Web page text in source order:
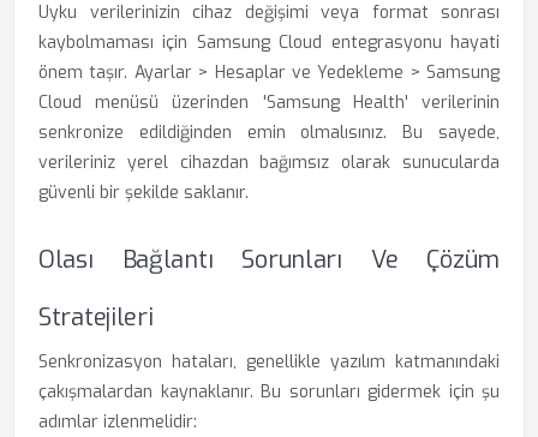
Uyku verilerinizin cihaz değişimi veya format sonrası
kaybolmaması için Samsung Cloud entegrasyonu hayati
önem taşır. Ayarlar > Hesaplar ve Yedekleme > Samsung
Cloud menüsü üzerinden 'Samsung Health' verilerinin
senkronize edildiğinden emin olmalısınız. Bu sayede,
verileriniz yerel cihazdan bağımsız olarak sunucularda
güvenli bir şekilde saklanır.
Olası Bağlantı Sorunları Ve Çözüm
Stratejileri
Senkronizasyon hataları, genellikle yazılım katmanındaki
çakışmalardan kaynaklanır. Bu sorunları gidermek için şu
adımlar izlenmelidir: